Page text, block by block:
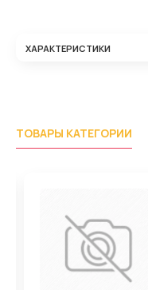
ХАРАКТЕРИСТИКИ
ТОВАРЫ КАТЕГОРИИ